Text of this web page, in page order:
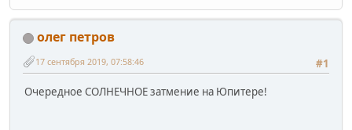
олег петров
#1
17 сентября 2019, 07:58:46
Очередное СОЛНЕЧНОЕ затмение на Юпитере!